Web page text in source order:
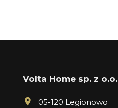
Volta Home sp. z o.o.
05-120 Legionowo